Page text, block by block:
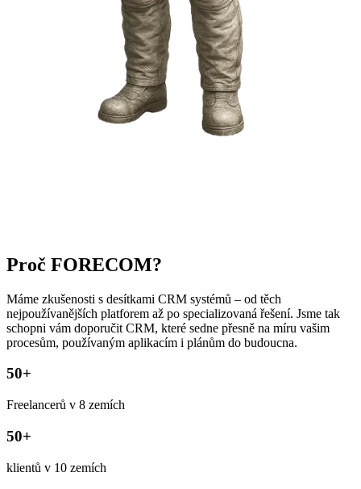
Proč FORECOM?
Máme zkušenosti s desítkami CRM systémů – od těch
nejpoužívanějších platforem až po specializovaná řešení. Jsme tak
schopni vám doporučit CRM, které sedne přesně na míru vašim
procesům, používaným aplikacím i plánům do budoucna.
50+
Freelancerů v 8 zemích
50+
klientů v 10 zemích